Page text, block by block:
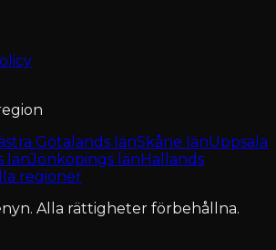
Götalands länSkåne länUppsala
länJönköpings länHallands
regioner
Alla rättigheter förbehållna.